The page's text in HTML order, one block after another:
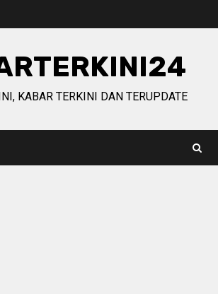
KABAR TERKINI DAN TERUPDATE